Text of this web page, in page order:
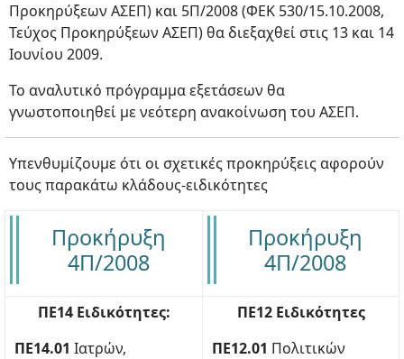
Προκηρύξεων ΑΣΕΠ) και 5Π/2008 (ΦΕΚ 530/15.10.2008,
Τεύχος Προκηρύξεων ΑΣΕΠ) θα διεξαχθεί στις 13 και 14
Ιουνίου 2009.
Το αναλυτικό πρόγραμμα εξετάσεων θα
γνωστοποιηθεί με νεότερη ανακοίνωση του ΑΣΕΠ.
Υπενθυμίζουμε ότι οι σχετικές προκηρύξεις αφορούν
τους παρακάτω κλάδους-ειδικότητες
Προκήρυξη
4Π/2008
Προκήρυξη
4Π/2008
ΠΕ14 Ειδικότητες:
ΠΕ14.01 Ιατρών,
ΠΕ12 Ειδικότητες
ΠΕ12.01 Πολιτικών